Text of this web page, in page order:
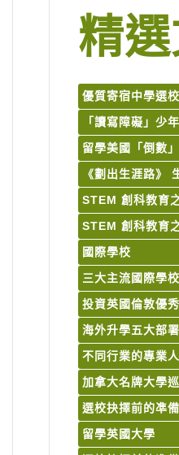
精
優質寄宿中學選
「讀寫障礙」少
留學美國「倒數
《劃出生涯路》
STEM 創科教育
STEM 創科教育
國際學校
三大主流國際學
投資英國倫敦優
海外升學五大部署
不同行業的專業
加拿大名牌大學
選校抉擇前的凖
留學英國大學